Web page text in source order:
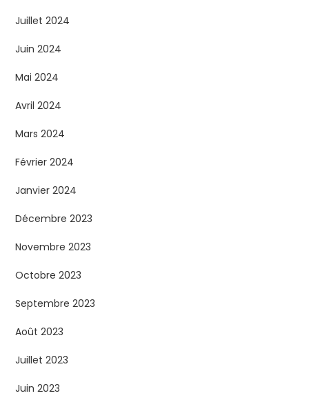
Juillet 2024
Juin 2024
Mai 2024
Avril 2024
Mars 2024
Février 2024
Janvier 2024
Décembre 2023
Novembre 2023
Octobre 2023
Septembre 2023
Août 2023
Juillet 2023
Juin 2023